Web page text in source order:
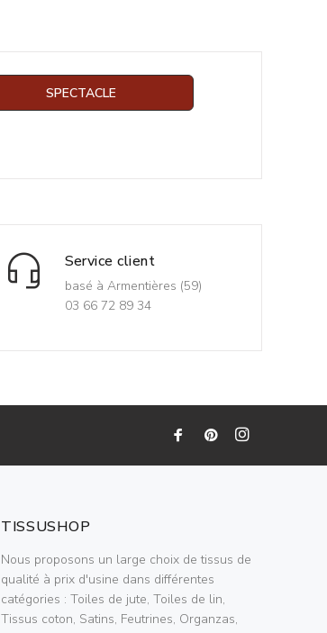
SPECTACLE
Service client
basé à Armentières (59)
03 66 72 89 34
TISSUSHOP
Nous proposons un large choix de tissus de
qualité à prix d'usine dans différentes
catégories : Toiles de jute, Toiles de lin,
Tissus coton, Satins, Feutrines, Organzas,